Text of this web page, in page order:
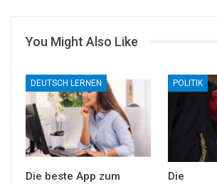
You Might Also Like
DEUTSCH LERNEN
Die beste App zum
POLITIK
Die